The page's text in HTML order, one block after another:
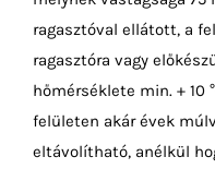
ragasztóval ellátott, a
ragasztóra vagy
hőmérséklete min. + 10
felületen akár évek
eltávolítható, anélkül